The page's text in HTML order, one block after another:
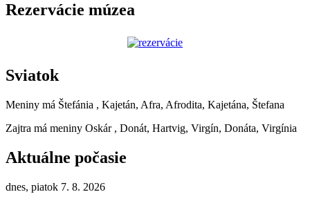
Rezervácie múzea
Sviatok
Meniny má Štefánia , Kajetán, Afra, Afrodita, Kajetána, Štefana
Zajtra má meniny Oskár , Donát, Hartvig, Virgín, Donáta, Virgínia
Aktuálne počasie
dnes, piatok 7. 8. 2026